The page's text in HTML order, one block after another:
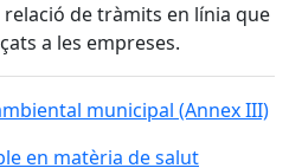
de tràmits en línia que
a les empreses.
municipal (Annex III)
en matèria de salut